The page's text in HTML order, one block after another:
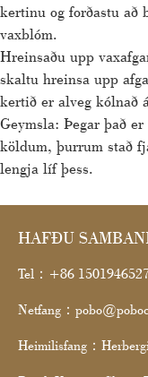
kertinu og forðastu að
vaxblóm.
Hreinsaðu upp
skaltu hreinsa upp
kertið er alveg kólnað
Geymsla: Þegar það
köldum, þurrum stað
lengja líf þess.
HAFÐU
Tel：+86
Netfang：
Heimilisfang：